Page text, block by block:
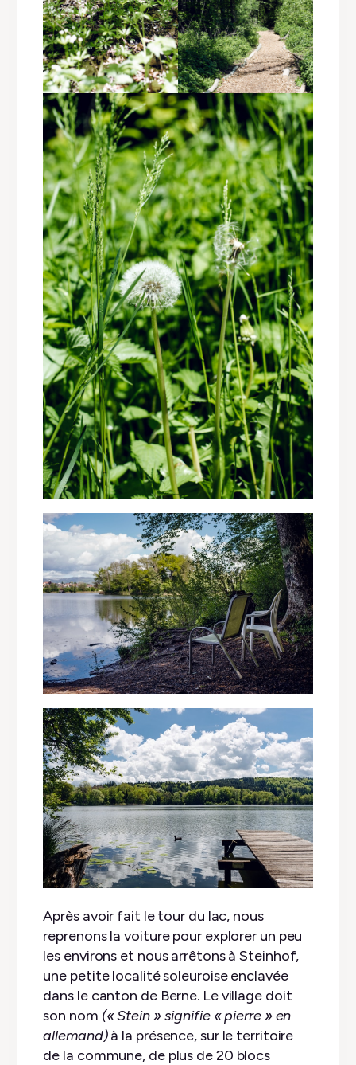
Après avoir fait le tour du lac, nous
reprenons la voiture pour explorer un peu
les environs et nous arrêtons à Steinhof,
une petite localité soleuroise enclavée
dans le canton de Berne. Le village doit
son nom (« Stein » signifie « pierre » en
allemand)à la présence, sur le territoire
de la commune, de plus de 20 blocs